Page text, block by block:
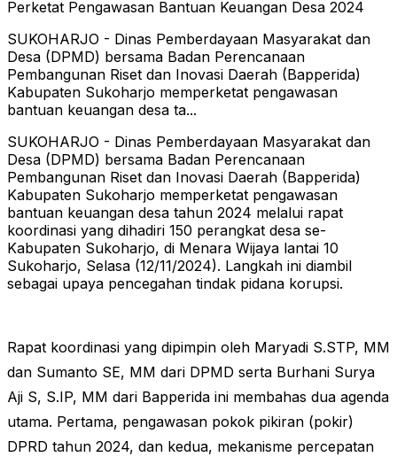
SUKOHARJO - Dinas Pemberdayaan Masyarakat dan
Desa (DPMD) bersama Badan Perencanaan
Pembangunan Riset dan Inovasi Daerah (Bapperida)
Kabupaten Sukoharjo memperketat pengawasan
bantuan keuangan desa ta...
SUKOHARJO - Dinas Pemberdayaan Masyarakat dan
Desa (DPMD) bersama Badan Perencanaan
Pembangunan Riset dan Inovasi Daerah (Bapperida)
Kabupaten Sukoharjo memperketat pengawasan
bantuan keuangan desa tahun 2024 melalui rapat
koordinasi yang dihadiri 150 perangkat desa se-
Kabupaten Sukoharjo, di Menara Wijaya lantai 10
Sukoharjo, Selasa (12/11/2024). Langkah ini diambil
sebagai upaya pencegahan tindak pidana korupsi.
Rapat koordinasi yang dipimpin oleh Maryadi S.STP, MM
dan Sumanto SE, MM dari DPMD serta Burhani Surya
Aji S, S.IP, MM dari Bapperida ini membahas dua agenda
utama. Pertama, pengawasan pokok pikiran (pokir)
DPRD tahun 2024, dan kedua, mekanisme percepatan